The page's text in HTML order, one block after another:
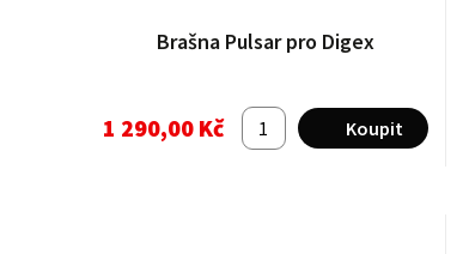
Brašna Pulsar pro Digex
1 290,00 Kč